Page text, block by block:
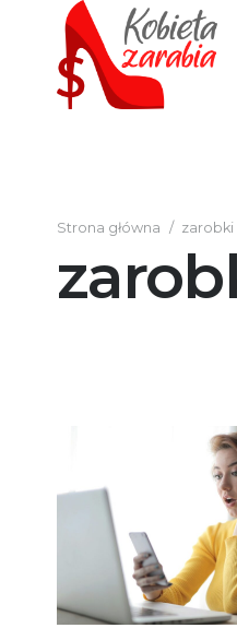
Strona główna /